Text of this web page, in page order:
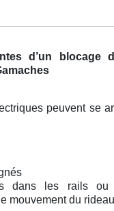
d’un blocage
peuvent se
dans les rails ou
mouvement du